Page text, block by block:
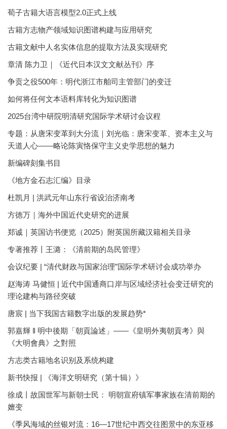
荀子古籍大语言模型2.0正式上线
古籍方志物产领域知识图谱构建与应用研究
古籍文献中人名实体信息的提取方法及实现研究
章清 陈力卫｜《近代日本汉文文献丛刊》序
争贡之役500年：明代浙江市舶司主管部门的变迁
如何将任何文本语料库转化为知识图谱
2025台湾中研院明清研究国际学术研讨会议程
专题：从唐宋变革到大分流｜刘光临：唐宋变革、资本主义与
天道人心——略论陈寅恪保守主义史学思想的魅力
新编碑刻集书目
《地方金石志汇编》目录
杜凯月 | 洪武元年山东行省设治济南考
方徳万｜海外中国近代史研究的进展
郑诚｜英国访书便览（2025）附英国所藏汉籍相关目录
专著推荐丨王潞：《清前期的岛民管理》
会议纪要 | “清代财政与国家治理”国际学术研讨会成功举办
赵海涛 马健恒 | 近代中国通商口岸与区域经济社会变迁研究的
理论建构与路径突破
唐宸 | 当下我国古籍数字出版的发展趋势*
郭嘉輝 ‖ 明中後期「朝貢論述」——《皇明外夷朝貢考》與
《大明會典》之對照
方志类古籍地名识别及系统构建
新书快报 | 《海洋文明研究（第十辑）》
徐成丨故国世军与新朝士民： 明朝宣府镇军事家族在清前期的
嬗变
《季风海域的丝银对流：16—17世纪中西交往图景中的东亚移